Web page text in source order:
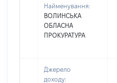
Найменування:
ВОЛИНСЬКА
ОБЛАСНА
ПРОКУРАТУРА
Джерело
доходу: